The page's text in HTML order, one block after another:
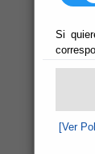
Si
[Ver